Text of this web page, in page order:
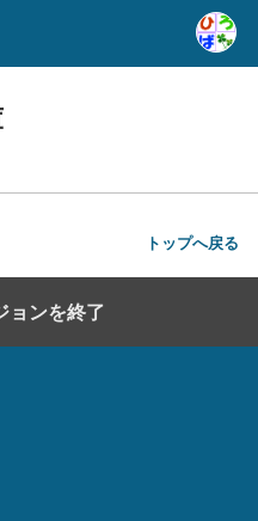
トップへ戻る
ョンを終了